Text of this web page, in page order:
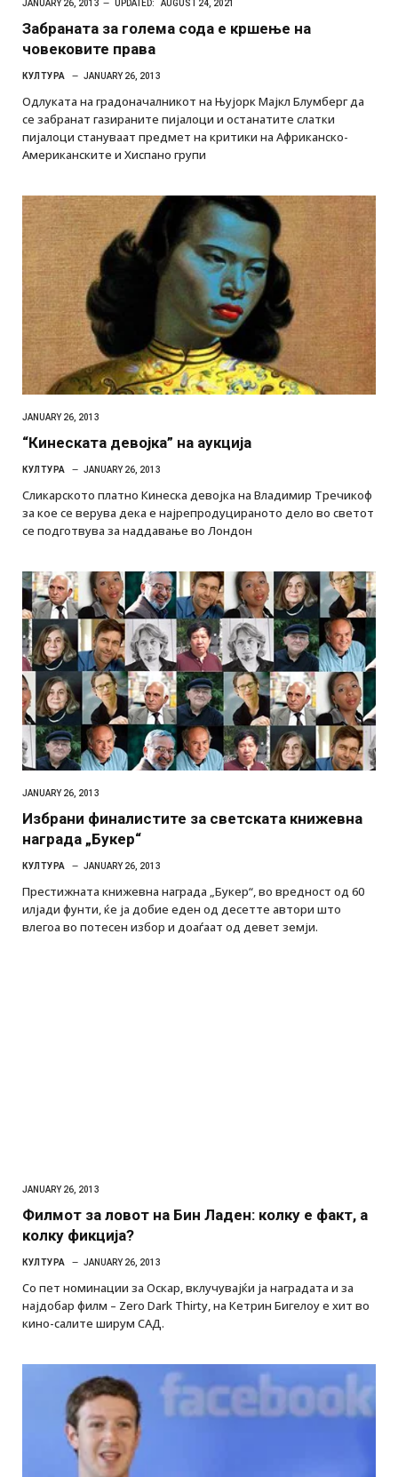
JANUARY 26, 2013 UPDATED: AUGUST 24, 2021
Забраната за голема сода е кршење на
човековите права
КУЛТУРА JANUARY 26, 2013
Одлуката на градоначалникот на Њујорк Мајкл Блумберг да
се забранат газираните пијалоци и останатите слатки
пијалоци стануваат предмет на критики на Африканско-
Американските и Хиспано групи
JANUARY 26, 2013
“Кинеската девојка” на аукција
КУЛТУРА JANUARY 26, 2013
Сликарското платно Кинеска девојка на Владимир Тречикоф
за кое се верува дека е најрепродуцираното дело во светот
се подготвува за наддавање во Лондон
JANUARY 26, 2013
Избрани финалистите за светската книжевна
награда „Букер“
КУЛТУРА JANUARY 26, 2013
Престижната книжевна награда „Букер“, во вредност од 60
илјади фунти, ќе ја добие еден од десетте автори што
влегоа во потесен избор и доаѓаат од девет земји.
JANUARY 26, 2013
Филмот за ловот на Бин Ладен: колку е факт, а
колку фикција?
КУЛТУРА JANUARY 26, 2013
Со пет номинации за Оскар, вклучувајќи ја наградата и за
најдобар филм – Zero Dark Thirty, на Кетрин Бигелоу е хит во
кино-салите ширум САД.